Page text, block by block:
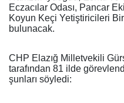
Eczacılar Odası, Pancar
Koyun Keçi Yetiştiricileri
bulunacak.
CHP Elazığ Milletvekili
tarafından 81 ilde
şunları söyledi: